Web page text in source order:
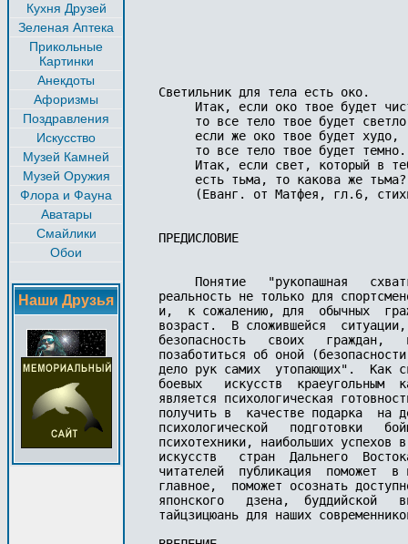
Кухня Друзей
Зеленая Аптека
Прикольные
Картинки
Анекдоты
Афоризмы
Поздравления
Искусство
Музей Камней
Музей Оружия
Флора и Фауна
Аватары
Смайлики
Обои
Наши Друзья
Светильник для тела есть око.
Итак, если око твое будет
то все тело твое будет
     если же око твое будет худо,
     то все тело твое будет темно.
Итак, если свет, который в
     есть тьма, то какова же тьма?
(Еванг. от Матфея, гл.6,
ПРЕДИСЛОВИЕ
Понятие   "рукопашная
реальность не только для
и,  к сожалению, для  обычных
возраст.  В сложившейся
безопасность   своих   граждан,
позаботиться об оной
дело рук самих  утопающих".  Как
боевых   искусств  краеугольным
является психологическая
получить в  качестве подарка  на
психологической   подготовки
психотехники, наибольших успехов
искусств   стран  Дальнего
читателей  публикация  поможет
главное,  поможет осознать
японского   дзена,  буддийской
тайцзицюань для наших